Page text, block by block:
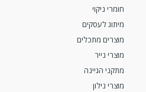
חומרי ניקוי
מיתוג לעסקים
מוצרים מתכלים
מוצרי נייר
מתקני הגיינה
מוצרי נילון